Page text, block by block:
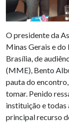
O presidente da
Minas Gerais e
Brasília, de
(MME), Bento
pauta do
tomar. Penido
instituição e todas
principal recurso